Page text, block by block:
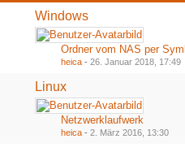
Windows
heica - 26. Januar 2018, 17:49
Linux
Netzwerklaufwerk
heica - 2. März 2016, 13:30